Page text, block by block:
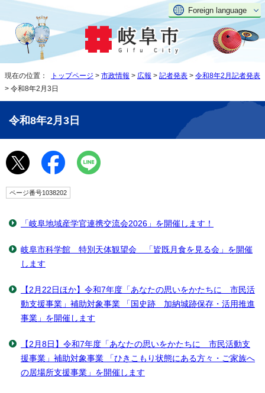
Foreign language
現在の位置： トップページ > 市政情報 > 広報 > 記者発表 > 令和8年2月記者発表
> 令和8年2月3日
令和8年2月3日
ページ番号1038202
「岐阜地域産学官連携交流会2026」を開催します！
岐阜市科学館 特別天体観望会 「皆既月食を見る会」を開催
します
【2月22日ほか】令和7年度「あなたの思いをかたちに 市民活
動支援事業」補助対象事業 「国史跡 加納城跡保存・活用推進
事業」を開催します
【2月8日】令和7年度「あなたの思いをかたちに 市民活動支
援事業」補助対象事業 「ひきこもり状態にある方々・ご家族へ
の居場所支援事業」を開催します